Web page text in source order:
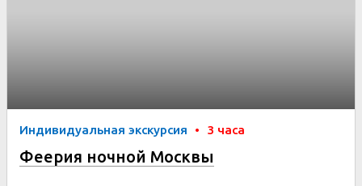
Индивидуальная экскурсия • 3 часа
Феерия ночной Москвы